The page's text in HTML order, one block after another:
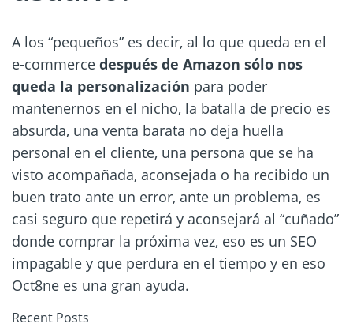
A los “pequeños” es decir, al lo que queda en el
e-commerce después de Amazon sólo nos
queda la personalización para poder
mantenernos en el nicho, la batalla de precio es
absurda, una venta barata no deja huella
personal en el cliente, una persona que se ha
visto acompañada, aconsejada o ha recibido un
buen trato ante un error, ante un problema, es
casi seguro que repetirá y aconsejará al “cuñado”
donde comprar la próxima vez, eso es un SEO
impagable y que perdura en el tiempo y en eso
Oct8ne es una gran ayuda.
Recent Posts